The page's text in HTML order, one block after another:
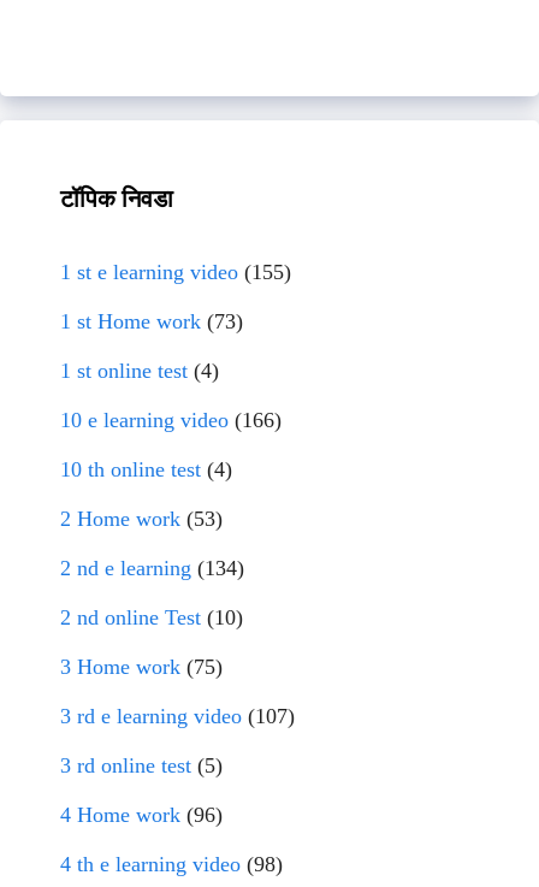
टॉपिक निवडा
1 st e learning video (155)
1 st Home work (73)
1 st online test (4)
10 e learning video (166)
10 th online test (4)
2 Home work (53)
2 nd e learning (134)
2 nd online Test (10)
3 Home work (75)
3 rd e learning video (107)
3 rd online test (5)
4 Home work (96)
4 th e learning video (98)